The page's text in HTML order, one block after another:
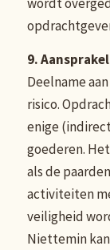
9.
Deelname
risico.
enige
goederen.
als de
activiteiten
veiligheid
Niettemin